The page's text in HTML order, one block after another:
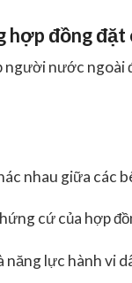
hợp đồng đặt
người nước ngoài
nhau giữa các
cứ của hợp
năng lực hành vi